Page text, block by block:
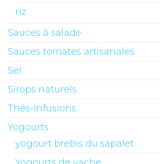
riz
Sauces à salade
Sauces tomates artisanales
Sel
Sirops naturels
Thés-Infusions
Yogourts
yogourt brebis du sapalet